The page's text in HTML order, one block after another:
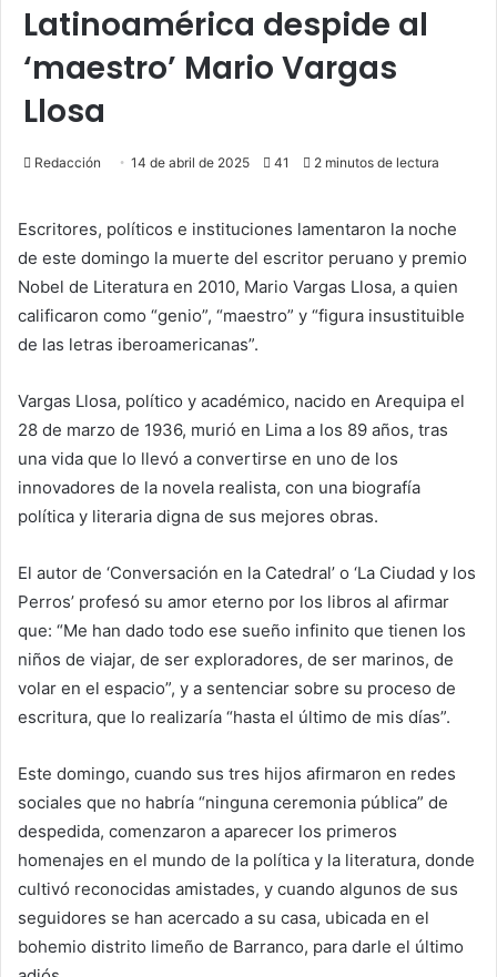
Latinoamérica despide al
‘maestro’ Mario Vargas
Llosa
Redacción 14 de abril de 2025 41 2 minutos de lectura
Escritores, políticos e instituciones lamentaron la noche
de este domingo la muerte del escritor peruano y premio
Nobel de Literatura en 2010, Mario Vargas Llosa, a quien
calificaron como “genio”, “maestro” y “figura insustituible
de las letras iberoamericanas”.
Vargas Llosa, político y académico, nacido en Arequipa el
28 de marzo de 1936, murió en Lima a los 89 años, tras
una vida que lo llevó a convertirse en uno de los
innovadores de la novela realista, con una biografía
política y literaria digna de sus mejores obras.
El autor de ‘Conversación en la Catedral’ o ‘La Ciudad y los
Perros’ profesó su amor eterno por los libros al afirmar
que: “Me han dado todo ese sueño infinito que tienen los
niños de viajar, de ser exploradores, de ser marinos, de
volar en el espacio”, y a sentenciar sobre su proceso de
escritura, que lo realizaría “hasta el último de mis días”.
Este domingo, cuando sus tres hijos afirmaron en redes
sociales que no habría “ninguna ceremonia pública” de
despedida, comenzaron a aparecer los primeros
homenajes en el mundo de la política y la literatura, donde
cultivó reconocidas amistades, y cuando algunos de sus
seguidores se han acercado a su casa, ubicada en el
bohemio distrito limeño de Barranco, para darle el último